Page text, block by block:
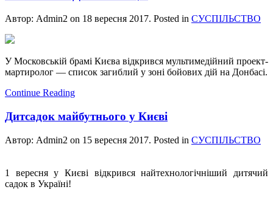
Автор: Admin2 on 18 вересня 2017. Posted in СУСПІЛЬСТВО
У Московській брамі Києва відкрився мультимедійний проект-
мартиролог — список загиблий у зоні бойових дій на Донбасі.
Continue Reading
Дитсадок майбутнього у Києві
Автор: Admin2 on 15 вересня 2017. Posted in СУСПІЛЬСТВО
1 вересня у Києві відкрився найтехнологічніший дитячий
садок в Україні!